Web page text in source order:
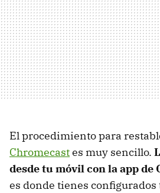
El procedimiento para
Chromecastes muy sencillo.
desde tu móvil con la app de
es donde tienes